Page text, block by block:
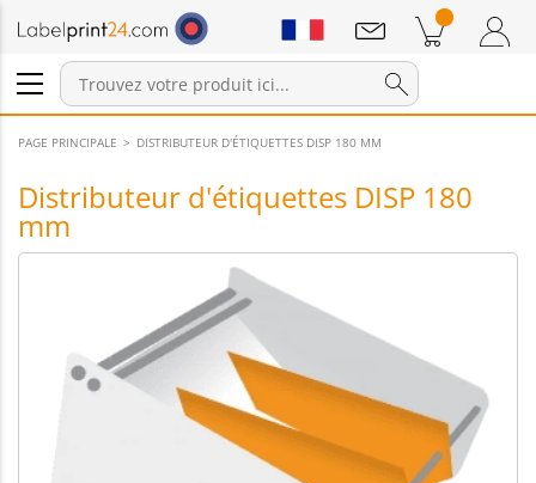
Connexion / Inscription
Produits dans le panier
Annonces
PAGE PRINCIPALE DISTRIBUTEUR D'ÉTIQUETTES DISP 180 MM
Distributeur d'étiquettes DISP 180
mm